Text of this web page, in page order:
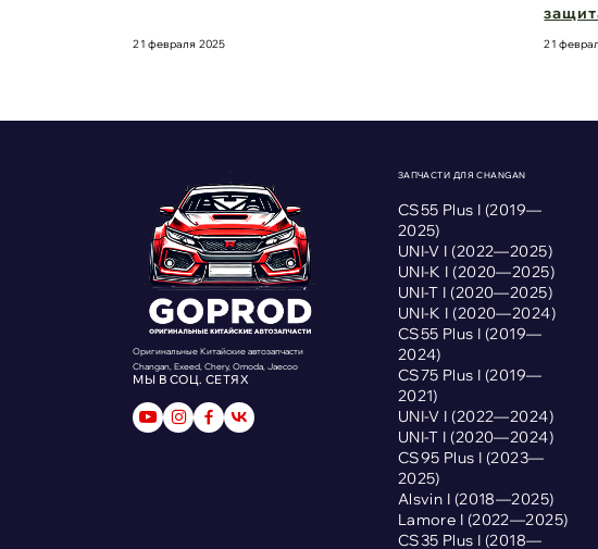
Оригинальные Китайские автозапчасти
Changan, Exeed, Chery, Omoda, Jaecoo
МЫ В СОЦ. СЕТЯХ
ЗАПЧАСТИ ДЛЯ CHANGAN
CS55 Plus I (2019—
2025)
UNI-V I (2022—2025)
UNI-K I (2020—2025)
UNI-T I (2020—2025)
UNI-K I (2020—2024)
CS55 Plus I (2019—
2024)
CS75 Plus I (2019—
2021)
UNI-V I (2022—2024)
UNI-T I (2020—2024)
CS95 Plus I (2023—
2025)
Alsvin I (2018—2025)
Lamore I (2022—2025)
CS35 Plus I (2018—